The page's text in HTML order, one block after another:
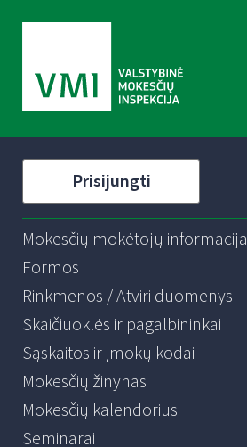
Prisijungti
Mokesčių mokėtojų informacija
Formos
Rinkmenos / Atviri duomenys
Skaičiuoklės ir pagalbininkai
Sąskaitos ir įmokų kodai
Mokesčių žinynas
Mokesčių kalendorius
Seminarai